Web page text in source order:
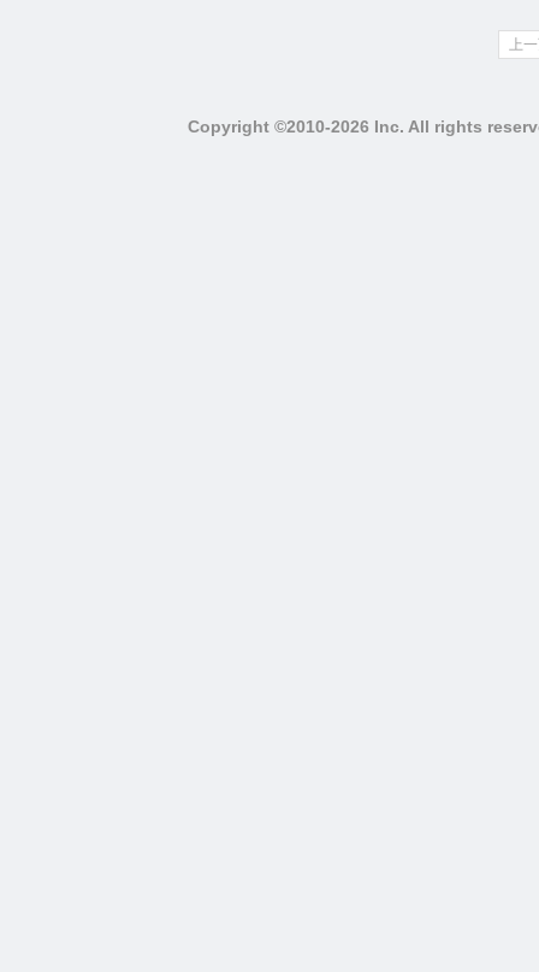
上
Copyright ©2010-2026 Inc. All rights